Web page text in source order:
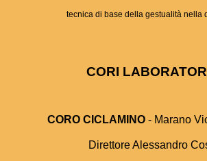
tecnica di base della gestualità nella
CORI
CORO CICLAMINO - Marano
Direttore Alessandro